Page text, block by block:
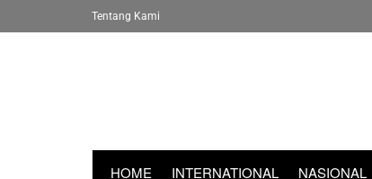
Tentang Kami
HOME INTERNATIONAL NASIONAL